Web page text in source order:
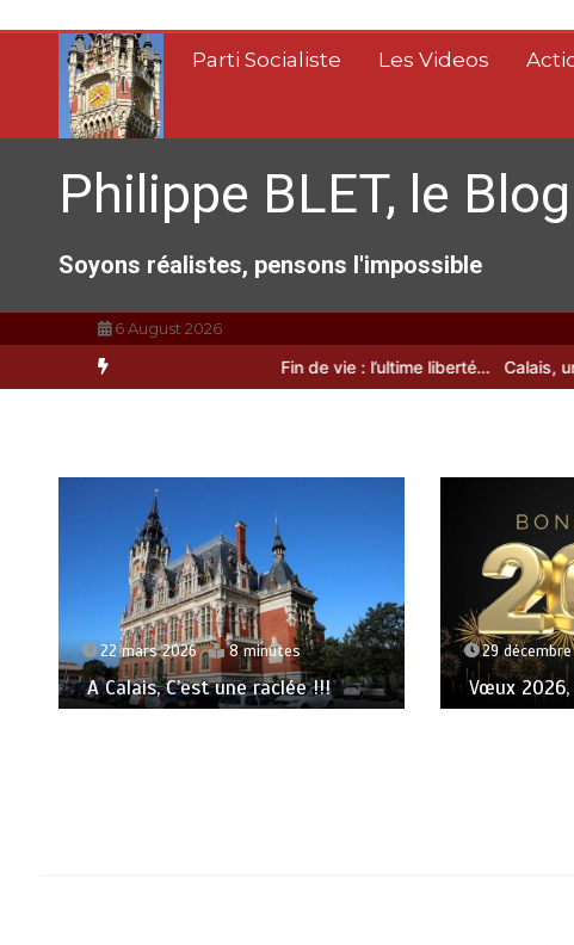
contenu
Parti Socialiste Les Videos
Philippe BLET, le Blog
Soyons réalistes, pensons l'impossible
6 August 2026
A Calais, C’est une raclée !!! Fin de vie : l’ultime liberté… Calais, une
22 mars 2026 8 minutes
A Calais, C’est une raclée !!!
29
Vœux